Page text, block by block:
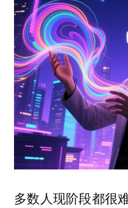
多数人现阶段都很